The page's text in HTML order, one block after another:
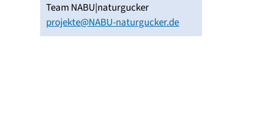
Team NABU|naturgucker
projekte@NABU-naturgucker.de